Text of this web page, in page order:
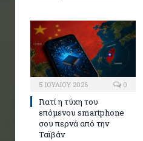
5 ΙΟΥΛΊΟΥ 2026 0
Γιατί η τύχη του
επόμενου smartphone
σου περνά από την
Ταϊβάν